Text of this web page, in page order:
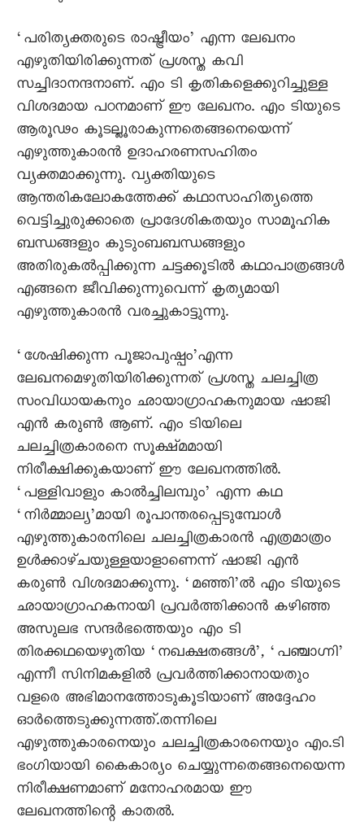
‘പരിത്യക്തരുടെ രാഷ്ട്രീയം’ എന്ന ലേഖനം
എഴുതിയിരിക്കുന്നത് പ്രശസ്ത കവി
സച്ചിദാനന്ദനാണ്. എം ടി കൃതികളെക്കുറിച്ചുള്ള
വിശദമായ പഠനമാണ് ഈ ലേഖനം. എം ടിയുടെ
ആരൂഢം കൂടല്ലൂരാകുന്നതെങ്ങനെയെന്ന്
എഴുത്തുകാരൻ ഉദാഹരണസഹിതം
വ്യക്തമാക്കുന്നു. വ്യക്തിയുടെ
ആന്തരികലോകത്തേക്ക് കഥാസാഹിത്യത്തെ
വെട്ടിച്ചുരുക്കാതെ പ്രാദേശികതയും സാമൂഹിക
ബന്ധങ്ങളും കുടുംബബന്ധങ്ങളും
അതിരുകൽപ്പിക്കുന്ന ചട്ടക്കൂടിൽ കഥാപാത്രങ്ങൾ
എങ്ങനെ ജീവിക്കുന്നുവെന്ന് കൃത്യമായി
എഴുത്തുകാരൻ വരച്ചുകാട്ടുന്നു.
‘ശേഷിക്കുന്ന പൂജാപുഷ്പം’എന്ന
ലേഖനമെഴുതിയിരിക്കുന്നത് പ്രശസ്ത ചലച്ചിത്ര
സംവിധായകനും ഛായാഗ്രാഹകനുമായ ഷാജി
എൻ കരുൺ ആണ്. എം ടിയിലെ
ചലച്ചിത്രകാരനെ സൂക്ഷ്മമായി
നിരീക്ഷിക്കുകയാണ് ഈ ലേഖനത്തിൽ.
‘പള്ളിവാളും കാൽച്ചിലമ്പും’ എന്ന കഥ
‘നിർമ്മാല്യ’മായി രൂപാന്തരപ്പെടുമ്പോൾ
എഴുത്തുകാരനിലെ ചലച്ചിത്രകാരൻ എത്രമാത്രം
ഉൾക്കാഴ്‌ചയുള്ളയാളാണെന്ന് ഷാജി എൻ
കരുൺ വിശദമാക്കുന്നു. ‘മഞ്ഞി’ൽ എം ടിയുടെ
ഛായാഗ്രാഹകനായി പ്രവർത്തിക്കാൻ കഴിഞ്ഞ
അസുലഭ സന്ദർഭത്തെയും എം ടി
തിരക്കഥയെഴുതിയ ‘നഖക്ഷതങ്ങൾ’, ‘പഞ്ചാഗ്നി’
എന്നീ സിനിമകളിൽ പ്രവർത്തിക്കാനായതും
വളരെ അഭിമാനത്തോടുകൂടിയാണ് അദ്ദേഹം
ഓർത്തെടുക്കുന്നത്ത്.തന്നിലെ
എഴുത്തുകാരനെയും ചലച്ചിത്രകാരനെയും എം.ടി
ഭംഗിയായി കൈകാര്യം ചെയ്യുന്നതെങ്ങനെയെന്ന
നിരീക്ഷണമാണ് മനോഹരമായ ഈ
ലേഖനത്തിന്റെ കാതൽ.